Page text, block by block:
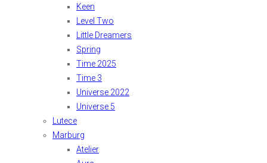
Keen
Level Two
Little Dreamers
Spring
Time 2025
Time 3
Universe 2022
Universe 5
Lutece
Marburg
Atelier